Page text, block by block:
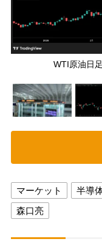
WTI原油日
マーケット 半導
森口亮